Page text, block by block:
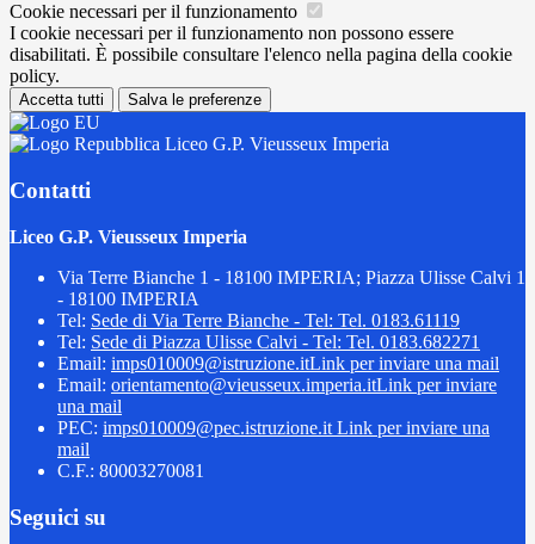
Cookie necessari per il funzionamento
I cookie necessari per il funzionamento non possono essere
disabilitati. È possibile consultare l'elenco nella pagina della cookie
policy.
Accetta tutti Salva le preferenze
Liceo G.P. Vieusseux Imperia
Contatti
Liceo G.P. Vieusseux Imperia
Via Terre Bianche 1 - 18100 IMPERIA; Piazza Ulisse Calvi 1
- 18100 IMPERIA
Tel: Sede di Via Terre Bianche - Tel: Tel. 0183.61119
Tel: Sede di Piazza Ulisse Calvi - Tel: Tel. 0183.682271
Email: imps010009@istruzione.itLink per inviare una mail
Email: orientamento@vieusseux.imperia.itLink per inviare
una mail
PEC: imps010009@pec.istruzione.it Link per inviare una
mail
C.F.: 80003270081
Seguici su